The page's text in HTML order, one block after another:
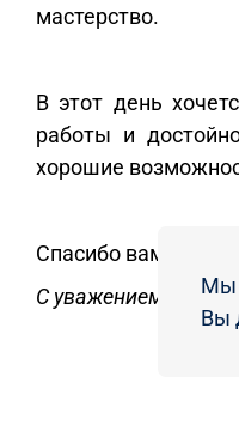
мастерство.
В этот день
работы и
хорошие
Спасибо вам за
С уважением,
Мы
Вы